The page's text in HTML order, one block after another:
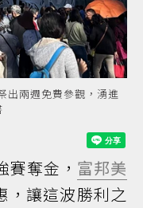
出兩週免費參觀，湧進
奪金， 富邦美
，讓這波勝利之